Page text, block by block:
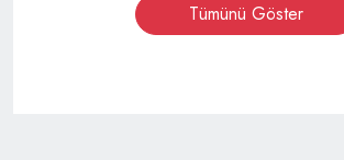
Tümünü Göster